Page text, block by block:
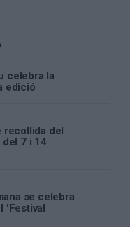
celebra la
edició
recollida del
7 i 14
se celebra
'Festival